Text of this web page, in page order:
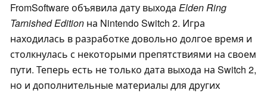
FromSoftware объявила дату выхода Elden Ring
Tarnished Edition на Nintendo Switch 2. Игра
находилась в разработке довольно долгое время и
столкнулась с некоторыми препятствиями на своем
пути. Теперь есть не только дата выхода на Switch 2,
но и дополнительные материалы для других